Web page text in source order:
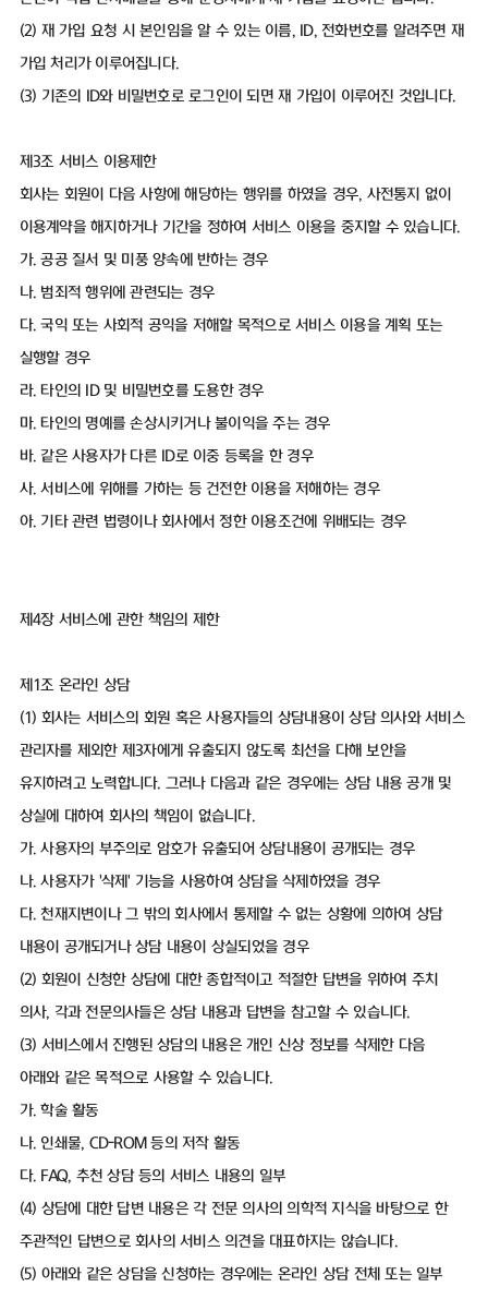
(2) 재 가입 요청 시 본인임을 알 수 있는 이름, ID, 전화번호를 알려주면 재
가입 처리가 이루어집니다.
(3) 기존의 ID와 비밀번호로 로그인이 되면 재 가입이 이루어진 것입니다.
제3조 서비스 이용제한
회사는 회원이 다음 사항에 해당하는 행위를 하였을 경우, 사전통지 없이
이용계약을 해지하거나 기간을 정하여 서비스 이용을 중지할 수 있습니다.
가. 공공 질서 및 미풍 양속에 반하는 경우
나. 범죄적 행위에 관련되는 경우
다. 국익 또는 사회적 공익을 저해할 목적으로 서비스 이용을 계획 또는
실행할 경우
라. 타인의 ID 및 비밀번호를 도용한 경우
마. 타인의 명예를 손상시키거나 불이익을 주는 경우
바. 같은 사용자가 다른 ID로 이중 등록을 한 경우
사. 서비스에 위해를 가하는 등 건전한 이용을 저해하는 경우
아. 기타 관련 법령이나 회사에서 정한 이용조건에 위배되는 경우
제4장 서비스에 관한 책임의 제한
제1조 온라인 상담
(1) 회사는 서비스의 회원 혹은 사용자들의 상담내용이 상담 의사와 서비스
관리자를 제외한 제3자에게 유출되지 않도록 최선을 다해 보안을
유지하려고 노력합니다. 그러나 다음과 같은 경우에는 상담 내용 공개 및
상실에 대하여 회사의 책임이 없습니다.
가. 사용자의 부주의로 암호가 유출되어 상담내용이 공개되는 경우
나. 사용자가 '삭제' 기능을 사용하여 상담을 삭제하였을 경우
다. 천재지변이나 그 밖의 회사에서 통제할 수 없는 상황에 의하여 상담
내용이 공개되거나 상담 내용이 상실되었을 경우
(2) 회원이 신청한 상담에 대한 종합적이고 적절한 답변을 위하여 주치
의사, 각과 전문의사들은 상담 내용과 답변을 참고할 수 있습니다.
(3) 서비스에서 진행된 상담의 내용은 개인 신상 정보를 삭제한 다음
아래와 같은 목적으로 사용할 수 있습니다.
가. 학술 활동
나. 인쇄물, CD-ROM 등의 저작 활동
다. FAQ, 추천 상담 등의 서비스 내용의 일부
(4) 상담에 대한 답변 내용은 각 전문 의사의 의학적 지식을 바탕으로 한
주관적인 답변으로 회사의 서비스 의견을 대표하지는 않습니다.
(5) 아래와 같은 상담을 신청하는 경우에는 온라인 상담 전체 또는 일부